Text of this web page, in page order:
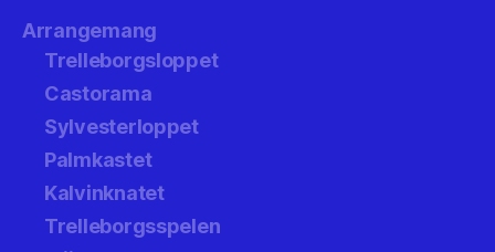
Arrangemang
Trelleborgsloppet
Castorama
Sylvesterloppet
Palmkastet
Kalvinknatet
Trelleborgsspelen